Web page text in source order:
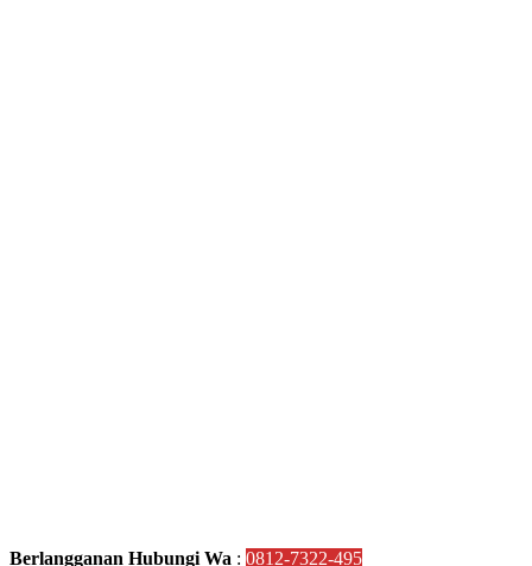
Berlangganan Hubungi Wa : 0812-7322-495